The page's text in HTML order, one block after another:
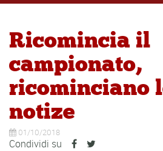
Ricomincia il
campionato,
ricominciano
notize
01/10/2018
Condividi su